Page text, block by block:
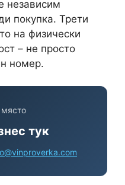
независим
покупка. Трети
на физически
– не просто
номер.
тук